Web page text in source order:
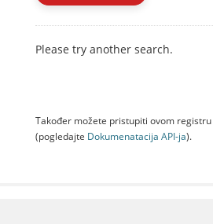
Please try another search.
Također možete pristupiti ovom
(pogledajte Dokumenаtаcijа API-jа).